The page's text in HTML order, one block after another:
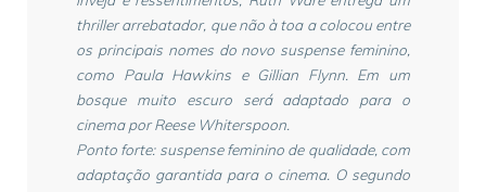
thriller arrebatador, que não à toa a colocou entre
os principais nomes do novo suspense feminino,
como Paula Hawkins e Gillian Flynn. Em um
bosque muito escuro será adaptado para o
cinema por Reese Whiterspoon.
Ponto forte: suspense feminino de qualidade, com
adaptação garantida para o cinema. O segundo